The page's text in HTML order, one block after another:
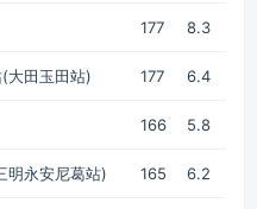
177 8.3
大田玉田站) 177 6.4
166 5.8
明永安尼葛站) 165 6.2